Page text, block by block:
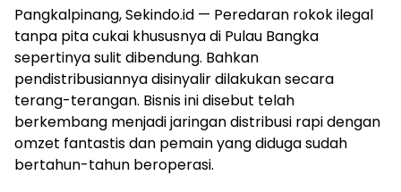
Pangkalpinang, Sekindo.id — Peredaran rokok ilegal
tanpa pita cukai khususnya di Pulau Bangka
sepertinya sulit dibendung. Bahkan
pendistribusiannya disinyalir dilakukan secara
terang-terangan. Bisnis ini disebut telah
berkembang menjadi jaringan distribusi rapi dengan
omzet fantastis dan pemain yang diduga sudah
bertahun-tahun beroperasi.